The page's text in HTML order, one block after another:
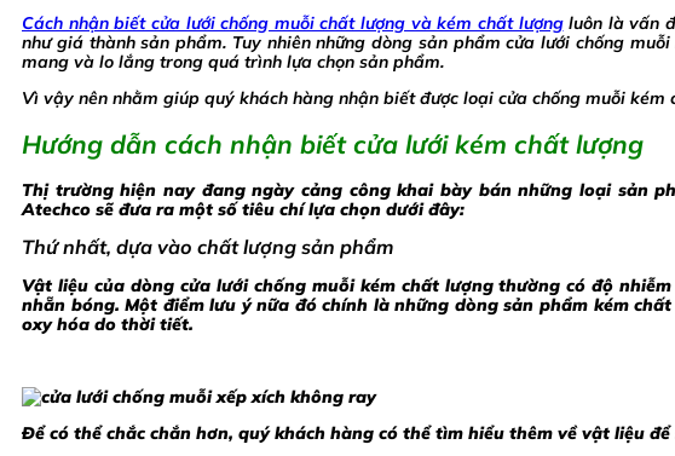
Cách nhận biết cửa lưới chống muỗi chất lượng và kém chất lượngluôn là vấn
như giá thành sản phẩm. Tuy nhiên những dòng sản phẩm cửa lưới chống
mang và lo lắng trong quá trình lựa chọn sản phẩm.
Vì vậy nên nhằm giúp quý khách hàng nhận biết được loại cửa chống muỗi
Hướng dẫn cách nhận biết cửa lưới kém chất lượng
Thị trường hiện nay đang ngày cảng công khai bày bán những loại sản
Atechco sẽ đưa ra một số tiêu chí lựa chọn dưới đây:
Thứ nhất, dựa vào chất lượng sản phẩm
Vật liệu của dòng cửa lưới chống muỗi kém chất lượng thường có độ
nhẵn bóng. Một điểm lưu ý nữa đó chính là những dòng sản phẩm kém
oxy hóa do thời tiết.
Để có thể chắc chắn hơn, quý khách hàng có thể tìm hiểu thêm về vật liệu